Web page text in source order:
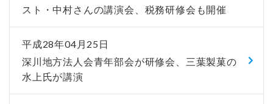
スト・中村さんの講演会、税務研修会も開催
平成28年04月25日
深川地方法人会青年部会が研修会、三葉製菓の
水上氏が講演